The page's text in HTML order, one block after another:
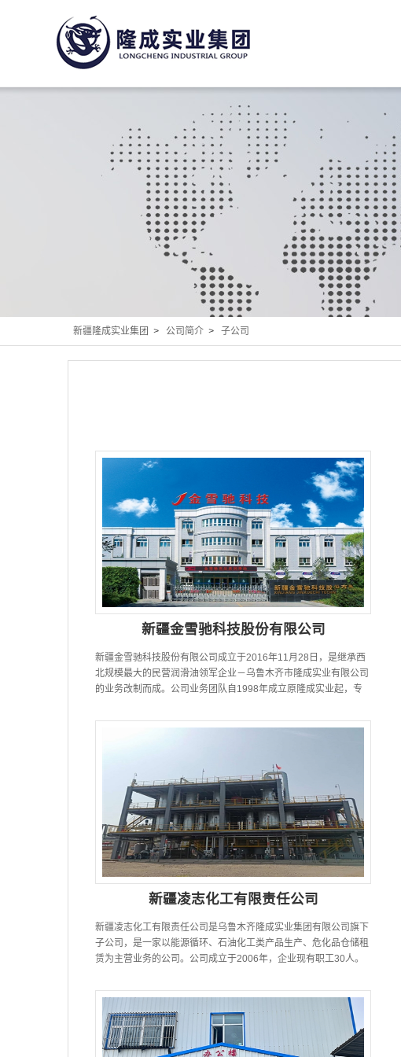
新疆隆成实业集团 > 公司简介 > 子公司
新疆金雪驰科技股份有限公司
新疆金雪驰科技股份有限公司成立于2016年11月28日，是继承西
北规模最大的民营润滑油领军企业－乌鲁木齐市隆成实业有限公司
的业务改制而成。公司业务团队自1998年成立原隆成实业起，专
新疆凌志化工有限责任公司
新疆凌志化工有限责任公司是乌鲁木齐隆成实业集团有限公司旗下
子公司，是一家以能源循环、石油化工类产品生产、危化品仓储租
赁为主营业务的公司。公司成立于2006年，企业现有职工30人。